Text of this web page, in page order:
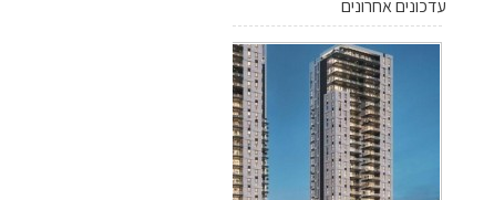
עדכונים אחרונים